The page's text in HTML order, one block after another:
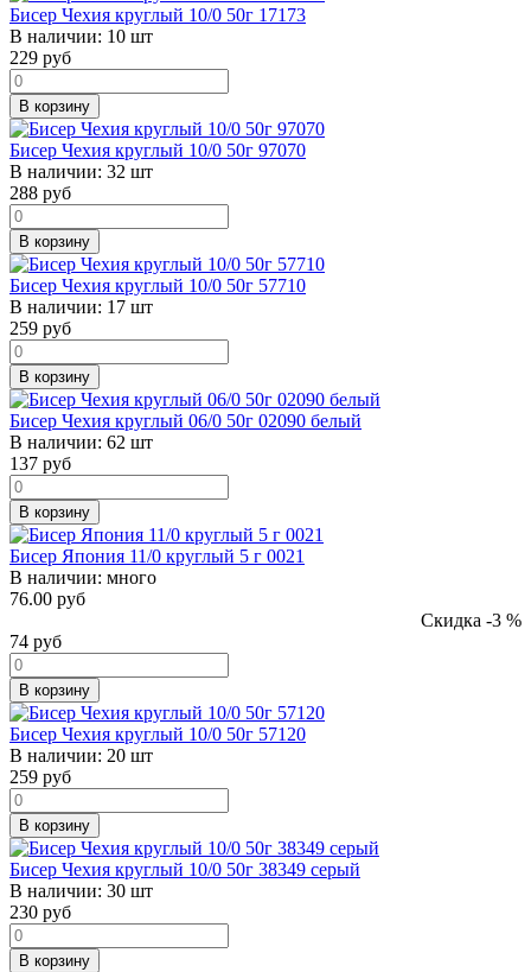
Бисер Чехия круглый 10/0 50г 17173
В наличии: 10 шт
229 руб
В корзину
Бисер Чехия круглый 10/0 50г 97070
В наличии: 32 шт
288 руб
В корзину
Бисер Чехия круглый 10/0 50г 57710
В наличии: 17 шт
259 руб
В корзину
Бисер Чехия круглый 06/0 50г 02090 белый
В наличии: 62 шт
137 руб
В корзину
Бисер Япония 11/0 круглый 5 г 0021
В наличии: много
76.00 руб
Скидка -3 %
74 руб
В корзину
Бисер Чехия круглый 10/0 50г 57120
В наличии: 20 шт
259 руб
В корзину
Бисер Чехия круглый 10/0 50г 38349 серый
В наличии: 30 шт
230 руб
В корзину